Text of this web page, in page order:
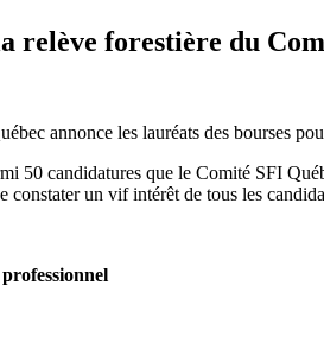
relève forestière du
annonce les lauréats des bourses
50 candidatures que le Comité SFI
constater un vif intérêt de tous les